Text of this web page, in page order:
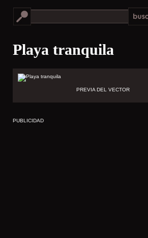
Playa tranquila
PREVIA DEL VECTOR
PUBLICIDAD